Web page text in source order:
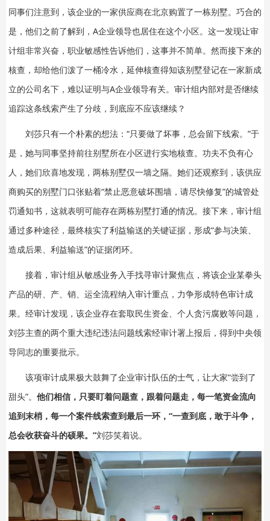
同事们注意到，该企业的一家供应商在北京购置了一栋别墅。巧合的
是，他们之前了解到，A企业领导也居住在这个小区。这一发现让审
计组非常兴奋，职业敏感性告诉他们，这事并不简单。然而接下来的
核查，却给他们泼了一桶冷水，延伸核查得知该别墅登记在一家新成
立的公司名下，难以证明与A企业领导有关。审计组内部对是否继续
追踪这条线索产生了分歧，到底应不应该继续？
刘莎只有一个朴素的想法：“只要做了坏事，总会留下线索。”于
是，她与同事坚持前往别墅所在小区进行实地核查。功夫不负有心
人，她们欣喜地发现，两栋别墅仅一墙之隔。她们还观察到，该供应
商购买的别墅门口张贴着“禁止恶意破坏围墙，请尽快修复”的城管处
罚通知书，这就表明可能存在两栋别墅打通的情况。接下来，审计组
通过多种途径，最终核实了利益输送的关键证据，形成“参与决策、
造成后果、利益输送”的证据闭环。
接着，审计组从敏感业务入手找寻审计聚焦点，将该企业某拳头
产品的研、产、销、运全流程纳入审计重点，力争形成特色审计成
果。经审计发现，该企业存在套取民生资金、个人贪污腐败等问题，
刘莎主查的两个重大违纪违法问题线索经审计署上报后，得到中央领
导同志的重要批示。
该项审计成果极大鼓舞了企业审计队伍的士气，让大家“尝到了
甜头”。 他们相信，只要盯着问题查，跟着问题走，每一笔资金流向
追到末梢，每一个案件线索查到最后一环，“一查到底，敢于斗争，
总会收获奋斗的硕果。”刘莎笑着说。